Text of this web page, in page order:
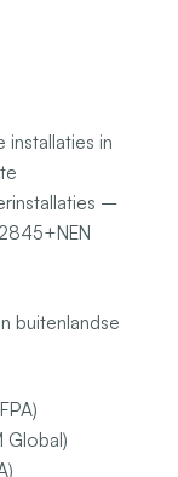
in
–
buitenlandse
Global)